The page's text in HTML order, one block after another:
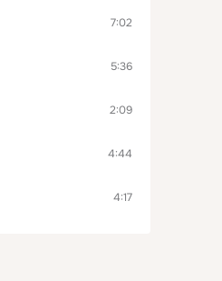
7:02
5:36
2:09
4:44
4:17